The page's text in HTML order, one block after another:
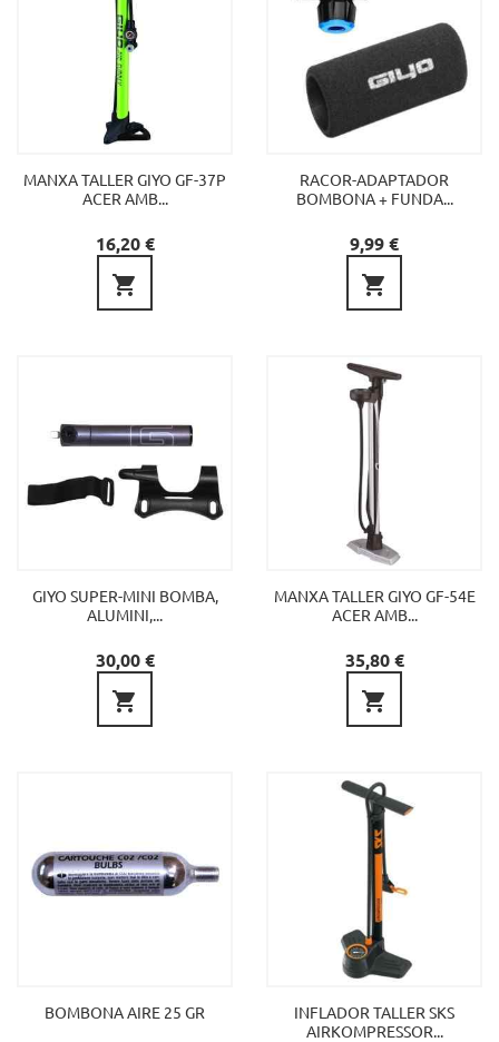
MANXA TALLER GIYO GF-37P
ACER AMB...
Preu
16,20 €

RACOR-ADAPTADOR
BOMBONA + FUNDA...
Preu
9,99 €

GIYO SUPER-MINI BOMBA,
ALUMINI,...
Preu
30,00 €

MANXA TALLER GIYO GF-54E
ACER AMB...
Preu
35,80 €

BOMBONA AIRE 25 GR
INFLADOR TALLER SKS
AIRKOMPRESSOR...